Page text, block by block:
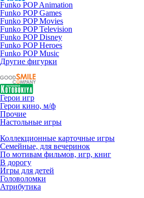
Funko POP Animation
Funko POP Games
Funko POP Movies
Funko POP Television
Funko POP Disney
Funko POP Heroes
Funko POP Music
Другие фигурки
Герои игр
Герои кино, м/ф
Прочие
Настольные игры
Коллекционные карточные игры
Семейные, для вечеринок
По мотивам фильмов, игр, книг
В дорогу
Игры для детей
Головоломки
Атрибутика